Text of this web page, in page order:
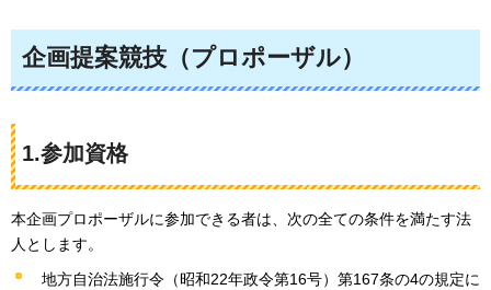
企画提案競技（プロポーザル）
1.参加資格
本企画プロポーザルに参加できる者は、次の全ての条件を満たす法
人とします。
地方自治法施行令（昭和22年政令第16号）第167条の4の規定に